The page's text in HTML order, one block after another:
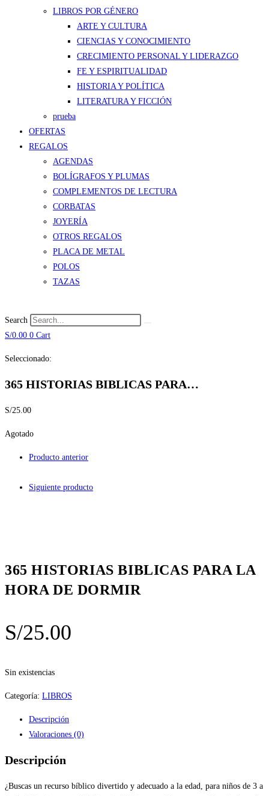
LIBROS POR GÉNERO
ARTE Y CULTURA
CIENCIAS Y CONOCIMIENTO
CRECIMIENTO PERSONAL Y LIDERAZGO
FE Y ESPIRITUALIDAD
HISTORIA Y POLÍTICA
LITERATURA Y FICCIÓN
prueba
OFERTAS
REGALOS
AGENDAS
BOLÍGRAFOS Y PLUMAS
COMPLEMENTOS DE LECTURA
CORBATAS
JOYERÍA
OTROS REGALOS
PLACA DE METAL
POLOS
TAZAS
Search
S/0.00 0 Cart
Seleccionado:
365 HISTORIAS BIBLICAS PARA…
S/25.00
Agotado
Producto anterior
Siguiente producto
365 HISTORIAS BIBLICAS PARA LA
HORA DE DORMIR
S/25.00
Sin existencias
Categoría: LIBROS
Descripción
Valoraciones (0)
Descripción
¿Buscas un recurso bíblico divertido y adecuado a la edad, para niños de 3 a